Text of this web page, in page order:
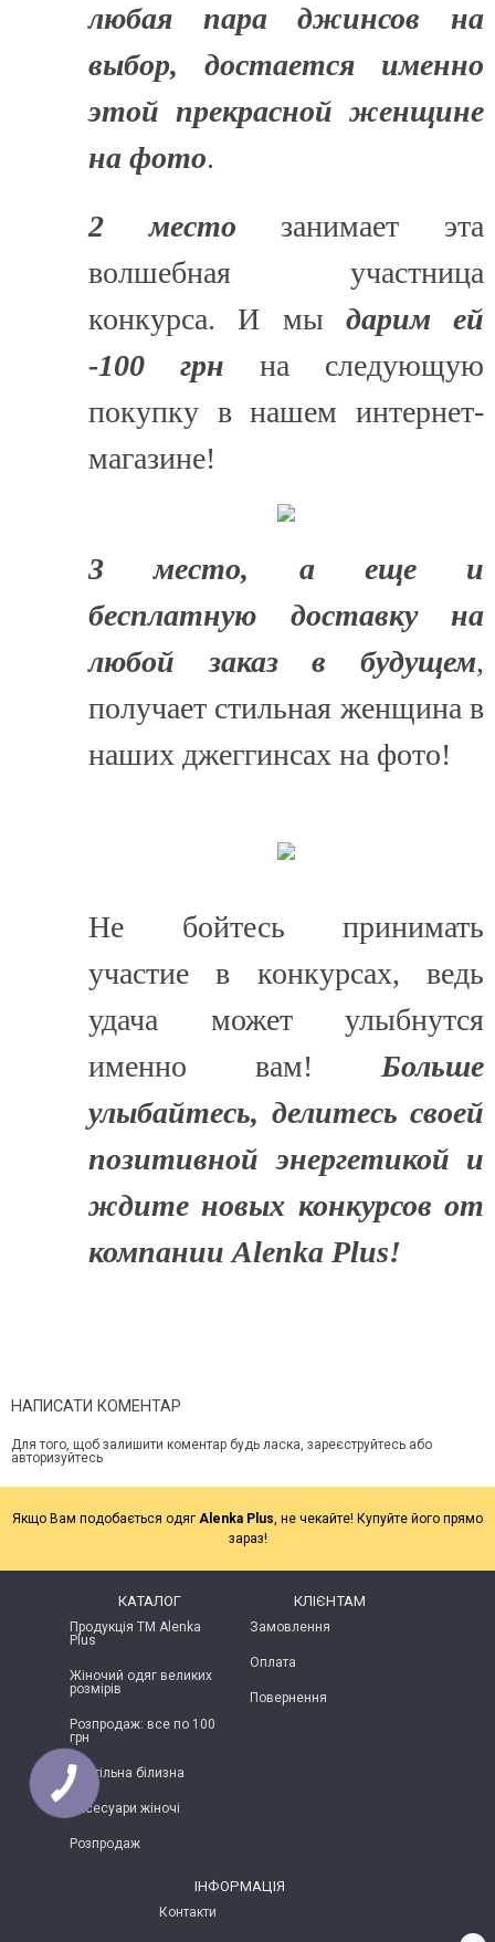
любая пара джинсов на
выбор, достается именно
этой прекрасной женщине
на фото.
2 место занимает эта
волшебная участница
конкурса. И мы дарим ей
-100 грн на следующую
покупку в нашем интернет-
магазине!
3 место, а еще и
бесплатную доставку на
любой заказ в будущем,
получает стильная женщина в
наших джеггинсах на фото!
Не бойтесь принимать
участие в конкурсах, ведь
удача может улыбнутся
именно вам! Больше
улыбайтесь, делитесь своей
позитивной энергетикой и
ждите новых конкурсов от
компании Alenka Plus!
НАПИСАТИ КОМЕНТАР
Для того, щоб залишити коментар будь ласка, зареєструйтесь або
авторизуйтесь
Якщо Вам подобається одяг Alenka Plus, не чекайте! Купуйте його прямо
зараз!
КАТАЛОГ
Продукція ТМ Alenka
Plus
Жіночий одяг великих
розмірів
Розпродаж: все по 100
грн
Постільна білизна
Аксесуари жіночі
Розпродаж
КЛІЄНТАМ
Замовлення
Оплата
Повернення
ІНФОРМАЦІЯ
Контакти